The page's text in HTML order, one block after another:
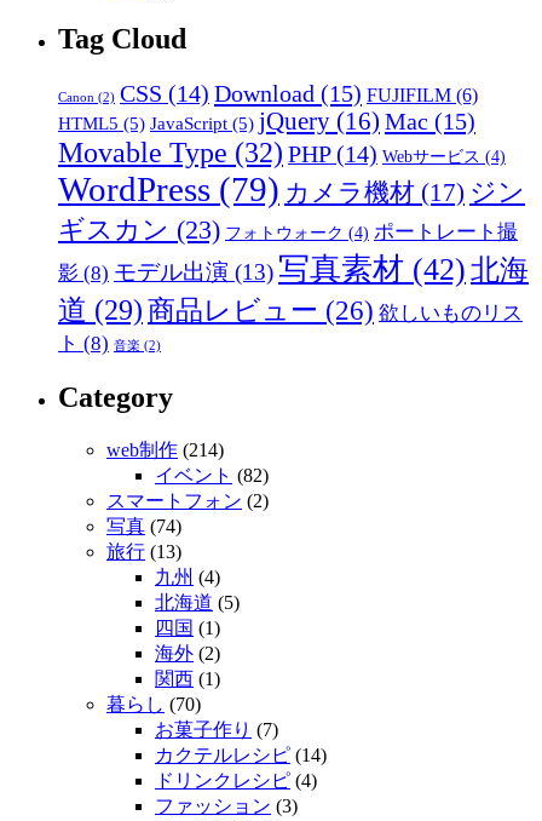
Tag Cloud
Canon (2) CSS (14) Download (15) FUJIFILM (6)
HTML5 (5) JavaScript (5) jQuery (16) Mac (15)
Movable Type (32) PHP(14) Webサービス (4)
WordPress (79) カメラ機材 (17) ジン
ギスカン (23) フォトウォーク (4) ポートレート撮
影 (8) モデル出演 (13) 写真素材 (42)北海
道 (29)商品レビュー (26) 欲しいものリス
ト (8) 音楽 (2)
Category
web制作 (214)
イベント (82)
スマートフォン (2)
写真 (74)
旅行 (13)
九州 (4)
北海道 (5)
四国 (1)
海外 (2)
関西 (1)
暮らし (70)
お菓子作り (7)
カクテルレシピ (14)
ドリンクレシピ (4)
ファッション (3)